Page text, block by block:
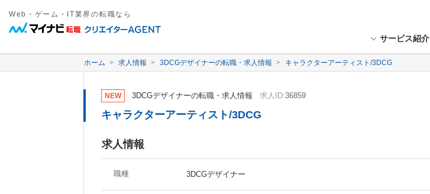
Web・ゲーム・IT業界の転職なら
サービス紹介
ホーム 求人情報 3DCGデザイナーの転職・求人情報 キャラクターアーティスト/3DCG
NEW 3DCGデザイナーの転職・求人情報 求人ID:36859
キャラクターアーティスト/3DCG
求人情報
職種 3DCGデザイナー